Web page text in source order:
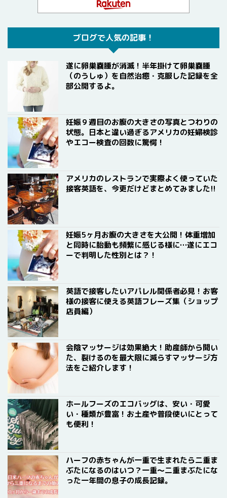
ブログで人気の記事！
遂に卵巣嚢腫が消滅！半年掛けて卵巣嚢腫
（のうしゅ）を自然治癒・克服した記録を全
部公開するよ。
妊娠９週目のお腹の大きさの写真とつわりの
状態。日本と違い過ぎるアメリカの妊婦検診
やエコー検査の回数に驚愕！
アメリカのレストランで実際よく使っていた
接客英語を、今更だけどまとめてみました!!
妊娠5ヶ月お腹の大きさを大公開！体重増加
と同時に胎動も頻繁に感じる様に…遂にエコ
ーで判明した性別とは？！
英語で接客したいアパレル関係者必見！お客
様の接客に使える英語フレーズ集（ショップ
店員編）
会陰マッサージは効果絶大！助産師から聞い
た、裂けるのを最大限に減らすマッサージ方
法をご紹介します！
ホールフーズのエコバッグは、安い・可愛
い・種類が豊富！お土産や普段使いにとって
も便利！
ハーフの赤ちゃんが一重で生まれたら二重ま
ぶたになるのはいつ？一重〜二重まぶたにな
った一年間の息子の成長記録。